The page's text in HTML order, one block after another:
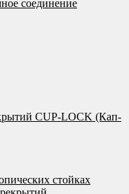
соединение
CUP-LOCK (Кап-
стойках